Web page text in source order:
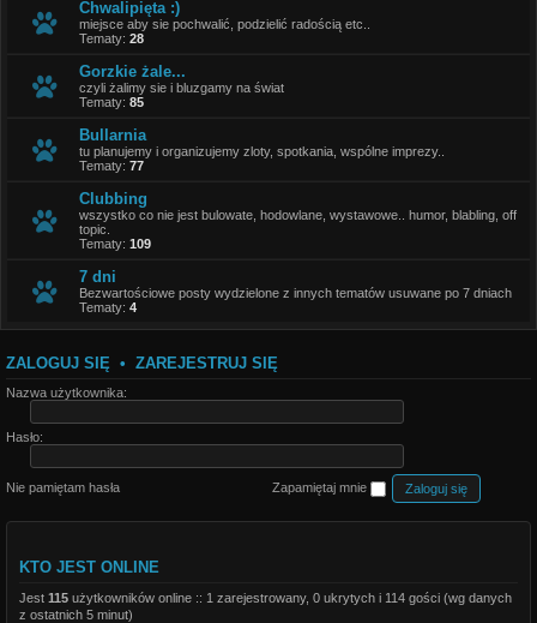
Chwalipięta :)
miejsce aby sie pochwalić, podzielić radością etc..
Tematy: 28
Gorzkie żale...
czyli żalimy sie i bluzgamy na świat
Tematy: 85
Bullarnia
tu planujemy i organizujemy zloty, spotkania, wspólne imprezy..
Tematy: 77
Clubbing
wszystko co nie jest bulowate, hodowlane, wystawowe.. humor, blabling, off
topic.
Tematy: 109
7 dni
Bezwartościowe posty wydzielone z innych tematów usuwane po 7 dniach
Tematy: 4
ZALOGUJ SIĘ • ZAREJESTRUJ SIĘ
Nazwa użytkownika:
Hasło:
Nie pamiętam hasła Zapamiętaj mnie
KTO JEST ONLINE
Jest 115 użytkowników online :: 1 zarejestrowany, 0 ukrytych i 114 gości (wg danych
z ostatnich 5 minut)